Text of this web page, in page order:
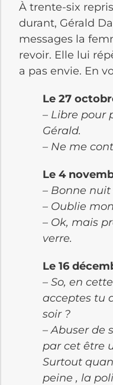
À trente-six
durant, Gérald
messages la
revoir. Elle lui
a pas envie. En
Le 27
– Libre pour
Gérald.
– Ne me
Le 4
– Bonne nuit
– Oublie
– Ok, mais
verre.
Le 16
– So, en
acceptes tu
soir ?
– Abuser de
par cet être
Surtout
peine , la